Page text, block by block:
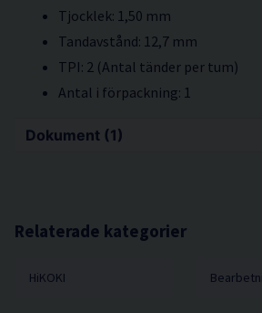
Tjocklek: 1,50 mm
Tandavstånd: 12,7 mm
TPI: 2 (Antal tänder per tum)
Antal i förpackning: 1
Dokument (1)
Relaterade kategorier
HiKOKI